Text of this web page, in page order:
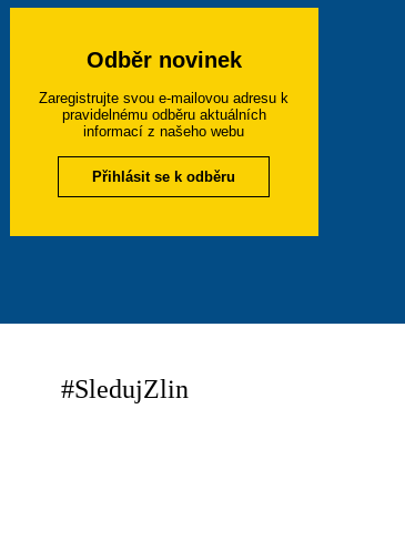
Odběr novinek
Zaregistrujte svou e-mailovou adresu k
pravidelnému odběru aktuálních
informací z našeho webu
Přihlásit se k odběru
#SledujZlin